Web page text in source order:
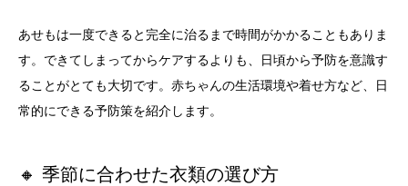
あせもは一度できると完全に治るまで時間がかかることもありま
す。できてしまってからケアするよりも、日頃から予防を意識す
ることがとても大切です。赤ちゃんの生活環境や着せ方など、日
常的にできる予防策を紹介します。
🔸 季節に合わせた衣類の選び方